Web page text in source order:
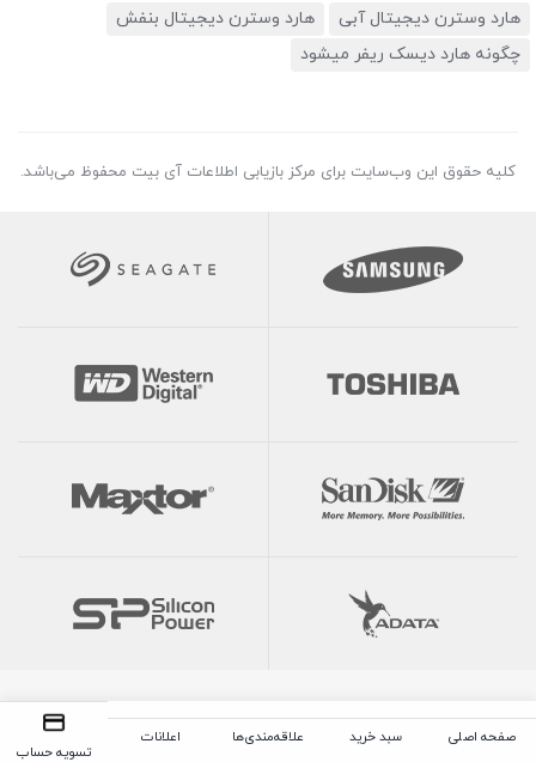
هارد وسترن دیجیتال آبی
هارد وسترن دیجیتال بنفش
چگونه هارد دیسک ریفر میشود
کلیه حقوق این وب‌سایت برای مرکز بازیابی اطلاعات آی بیت محفوظ می‌باشد.
صفحه اصلی سبد خرید علاقه‌مندی‌ها
اعلانات
تسویه حساب